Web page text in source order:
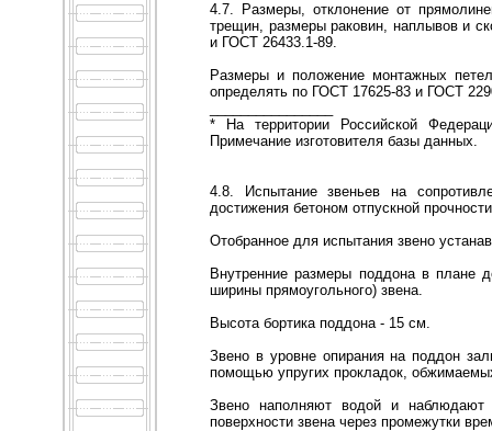
4.7. Размеры, отклонение от
трещин, размеры раковин, наплывов и
и ГОСТ 26433.1-89.
Размеры и положение монтажных
определять по ГОСТ 17625-83 и ГОСТ
* На территории Российской
Примечание изготовителя базы данных.
4.8. Испытание звеньев на
достижения бетоном отпускной
Отобранное для испытания звено
Внутренние размеры поддона в плане
ширины прямоугольного) звена.
Высота бортика поддона - 15 см.
Звено в уровне опирания на поддон
помощью упругих прокладок,
Звено наполняют водой и
поверхности звена через промежутки